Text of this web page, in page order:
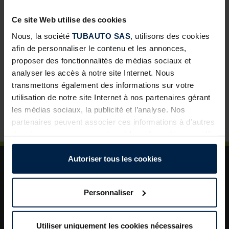
Ce site Web utilise des cookies
Nous, la société TUBAUTO SAS , utilisons des cookies
afin de personnaliser le contenu et les annonces,
proposer des fonctionnalités de médias sociaux et
analyser les accès à notre site Internet. Nous
transmettons également des informations sur votre
utilisation de notre site Internet à nos partenaires gérant
les médias sociaux, la publicité et l’analyse. Nos
partenaires peuvent associer ces informations à d’autres
ont collectées dans le cadre de votre utilisation des
Légalement, nous pouvons stocker des cookies sur votre
fonctionnement de ce site. Pour tous les autres types de
cookies, nous avons besoin de votre autorisation. Vous
Autoriser tous les cookies
Personnaliser
Utiliser uniquement les cookies nécessaires
Abris de jardin avec toit lounge : une solution à forte
valeur ajoutée pour vos clients
Porte de garage sectionnelle : un incontournable pour
développer vos ventes
La porte de garage : un levier de valorisation pour vos
projets clients
Plus de sécurité dans le jardin : un aménagement
astucieux pour plus d’ordre et de rangement
A propos de TUBAUTO